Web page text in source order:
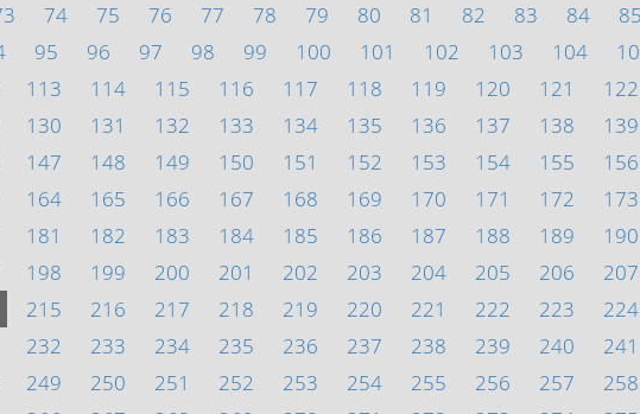
74 75 76 77 78 79 80 81 82 83 84
85
95 96 97 98 99 100 101 102 103 104
113 114 115 116 117 118 119 120 121
122
130 131 132 133 134 135 136 137 138
139
147 148 149 150 151 152 153 154 155
156
164 165 166 167 168 169 170 171 172
173
181 182 183 184 185 186 187 188 189
190
198 199 200 201 202 203 204 205 206
207
215 216 217 218 219 220 221 222 223
224
232 233 234 235 236 237 238 239 240
241
249 250 251 252 253 254 255 256 257
258